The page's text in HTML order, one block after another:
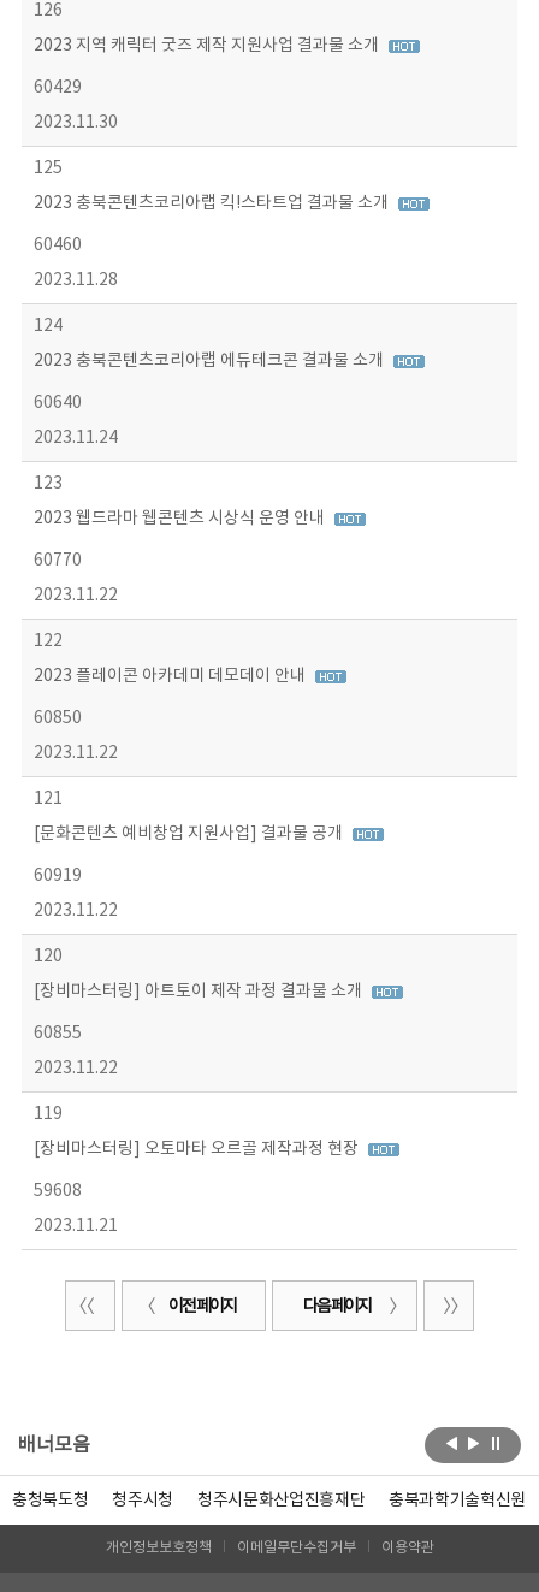
126
2023 지역 캐릭터 굿즈 제작 지원사업 결과물 소개
60429
2023.11.30
125
2023 충북콘텐츠코리아랩 킥!스타트업 결과물 소개
60460
2023.11.28
124
2023 충북콘텐츠코리아랩 에듀테크콘 결과물 소개
60640
2023.11.24
123
2023 웹드라마 웹콘텐츠 시상식 운영 안내
60770
2023.11.22
122
2023 플레이콘 아카데미 데모데이 안내
60850
2023.11.22
121
[문화콘텐츠 예비창업 지원사업] 결과물 공개
60919
2023.11.22
120
[장비마스터링] 아트토이 제작 과정 결과물 소개
60855
2023.11.22
119
[장비마스터링] 오토마타 오르골 제작과정 현장
59608
2023.11.21
이전 페이지 다음 페이지
배너모음
충청북도청 청주시청 청주시문화산업진흥재단 충북과학기술혁신원
개인정보보호정책 이메일무단수집거부 이용약관